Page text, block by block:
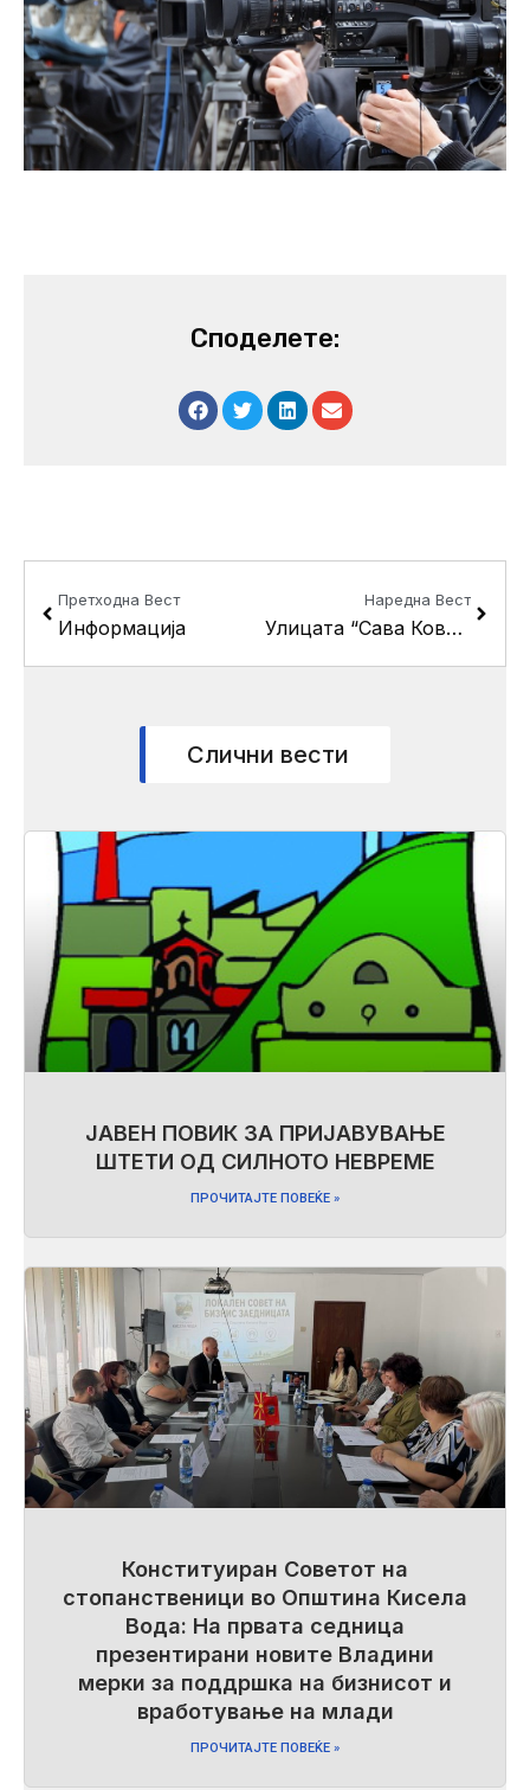
Споделете:
Претходна Вест
Информација
Наредна Вест
Улицата “Сава Ковачевиќ 14” денеска без струја
Слични вести
ЈАВЕН ПОВИК ЗА ПРИЈАВУВАЊЕ
ШТЕТИ ОД СИЛНОТО НЕВРЕМЕ
ПРОЧИТАЈТЕ ПОВЕЌЕ »
Конституиран Советот на
стопанственици во Општина Кисела
Вода: На првата седница
презентирани новите Владини
мерки за поддршка на бизнисот и
вработување на млади
ПРОЧИТАЈТЕ ПОВЕЌЕ »